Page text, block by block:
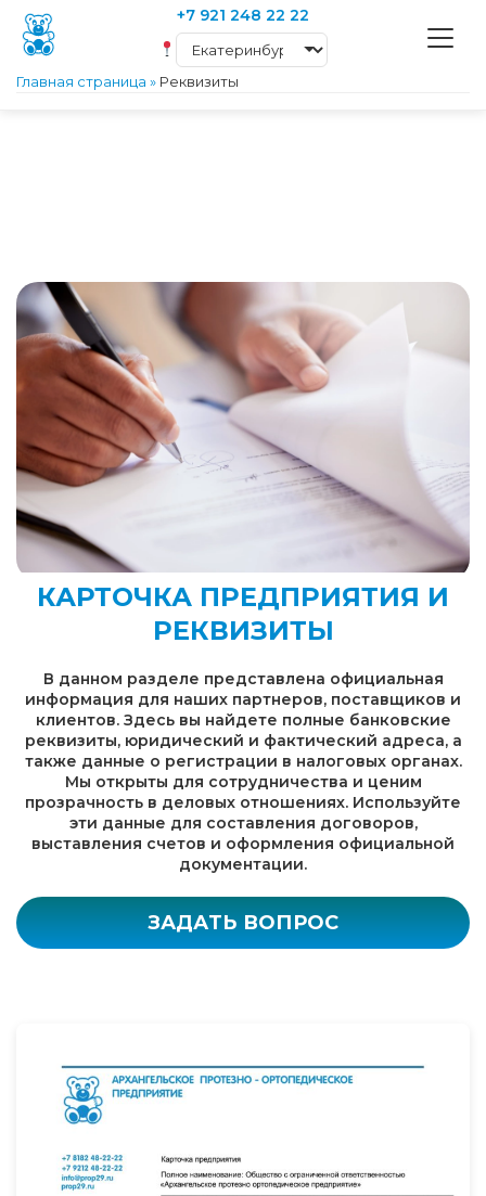
+7 921 248 22 22
Главная страница » Реквизиты
КАРТОЧКА ПРЕДПРИЯТИЯ И
РЕКВИЗИТЫ
В данном разделе представлена официальная
информация для наших партнеров, поставщиков и
клиентов. Здесь вы найдете полные банковские
реквизиты, юридический и фактический адреса, а
также данные о регистрации в налоговых органах.
Мы открыты для сотрудничества и ценим
прозрачность в деловых отношениях. Используйте
эти данные для составления договоров,
выставления счетов и оформления официальной
документации.
ЗАДАТЬ ВОПРОС